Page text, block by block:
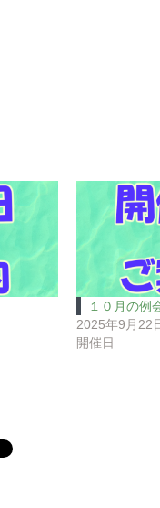
１０月の例
2025年9月22
開催日